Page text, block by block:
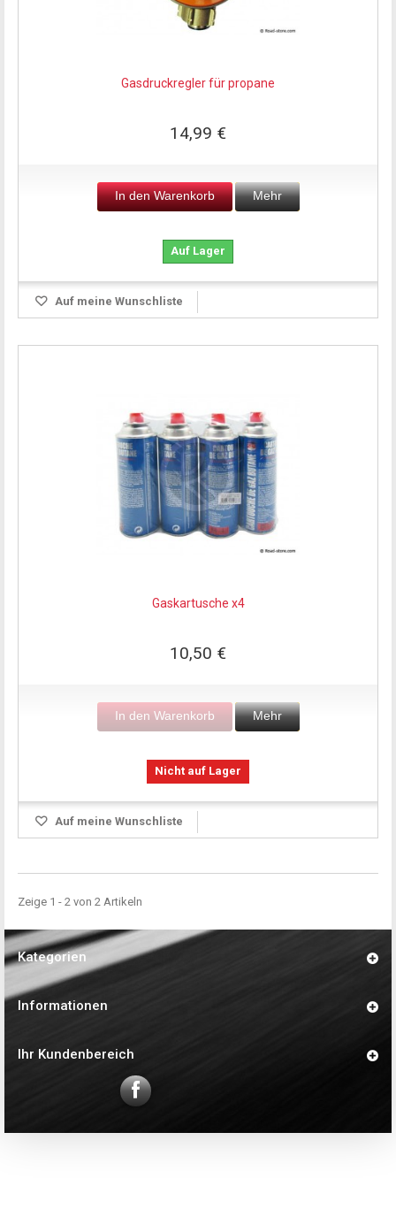
Gasdruckregler für propane
14,99 €
In den Warenkorb Mehr
Auf Lager
Auf meine Wunschliste
Gaskartusche x4
10,50 €
In den Warenkorb Mehr
Nicht auf Lager
Auf meine Wunschliste
Zeige 1 - 2 von 2 Artikeln
Kategorien
Informationen
Ihr Kundenbereich